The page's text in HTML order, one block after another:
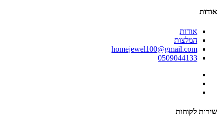
אודות
אודות
המלצות
homejewel100@gmail.com
0509044133
שירות לקוחות